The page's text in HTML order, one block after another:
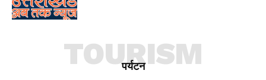
पर्यटन
TOURISM